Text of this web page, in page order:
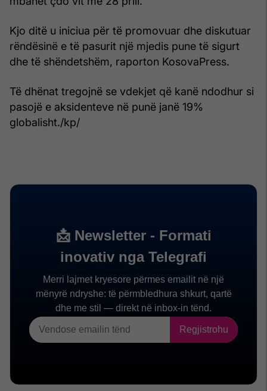
Kjo ditë u iniciua për të promovuar dhe diskutuar
rëndësinë e të pasurit një mjedis pune të sigurt
dhe të shëndetshëm, raporton KosovaPress.
Të dhënat tregojnë se vdekjet që kanë ndodhur si
pasojë e aksidenteve në punë janë 19%
globalisht./kp/